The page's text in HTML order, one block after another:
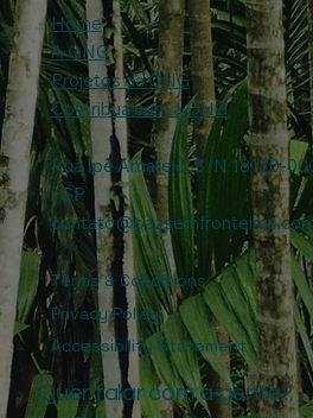
Quer falar com a gente?
Home
A ONG
Projetos da ONG
Contribua com a ONG
Rua Ipê Amarelo, S/N 18120-
- SP
Terms & Conditions
Privacy Policy
Accessibility Statement